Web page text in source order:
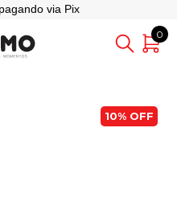
pagando via Pix
0
10%